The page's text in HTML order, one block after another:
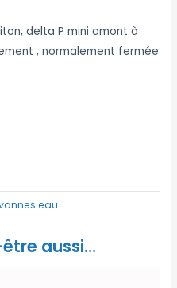
delta P mini amont à
, normalement fermée
eau
aussi…